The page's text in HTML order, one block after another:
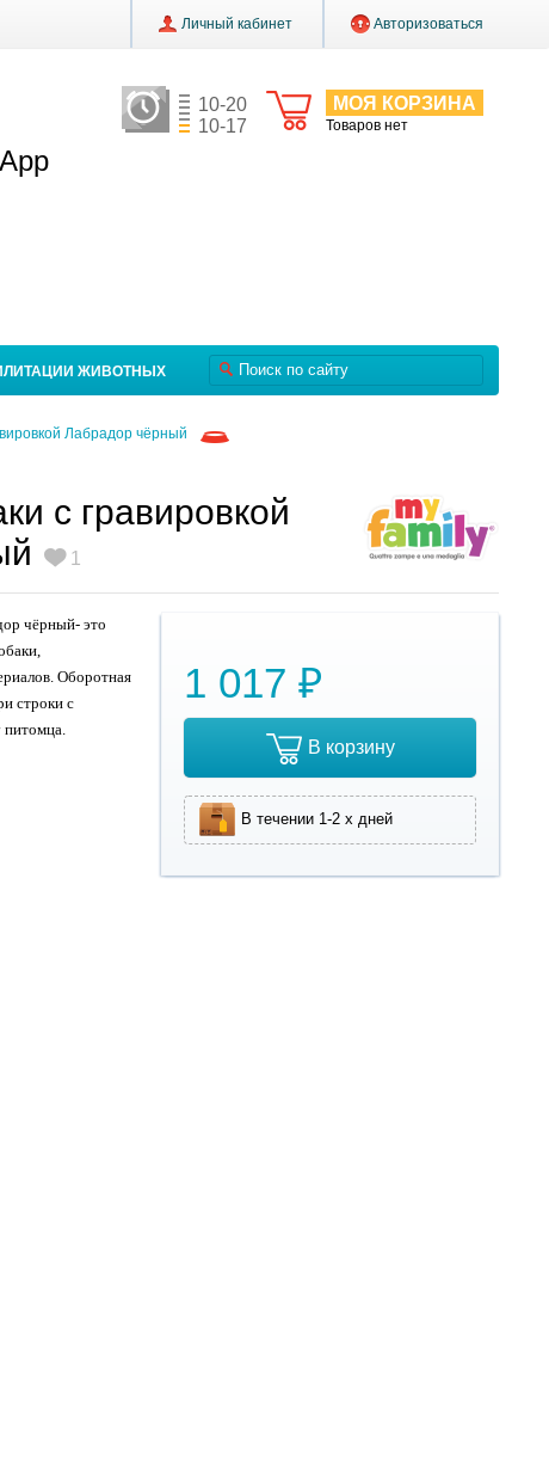
Личный кабинет Авторизоваться
МОЯ КОРЗИНА
Товаров нет
10-20
10-17
ЖИВОТНЫХ
Лабрадор чёрный
с гравировкой
1
1 017 ₽
В корзину
В течении 1-2 х дней
чёрный- это
Оборотная
строки с
питомца.